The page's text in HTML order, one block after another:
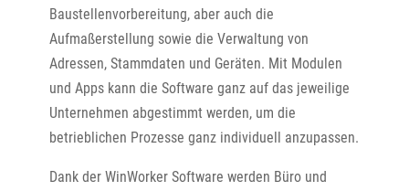
Baustellenvorbereitung, aber auch die
Aufmaßerstellung sowie die Verwaltung von
Adressen, Stammdaten und Geräten. Mit Modulen
und Apps kann die Software ganz auf das jeweilige
Unternehmen abgestimmt werden, um die
betrieblichen Prozesse ganz individuell anzupassen.
Dank der WinWorker Software werden Büro und